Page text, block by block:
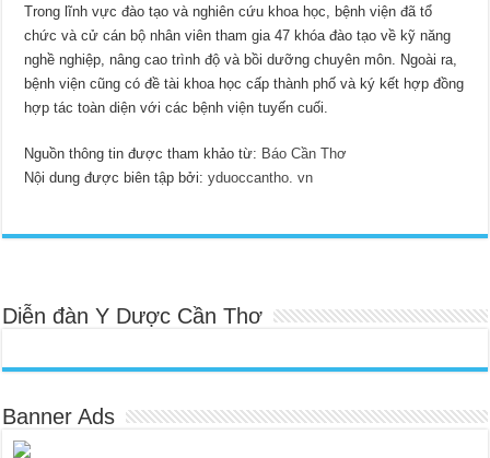
Trong lĩnh vực đào tạo và nghiên cứu khoa học, bệnh viện đã tổ
chức và cử cán bộ nhân viên tham gia 47 khóa đào tạo về kỹ năng
nghề nghiệp, nâng cao trình độ và bồi dưỡng chuyên môn. Ngoài ra,
bệnh viện cũng có đề tài khoa học cấp thành phố và ký kết hợp đồng
hợp tác toàn diện với các bệnh viện tuyến cuối.
Nguồn thông tin được tham khảo từ: Báo Cần Thơ
Nội dung được biên tập bởi:yduoccantho. vn
Diễn đàn Y Dược Cần Thơ
Banner Ads